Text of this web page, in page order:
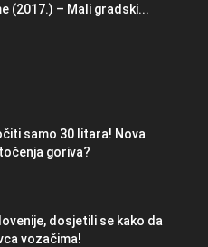
(2017.) – Mali gradski...
samo 30 litara! Nova
goriva?
dosjetili se kako da
vozačima!